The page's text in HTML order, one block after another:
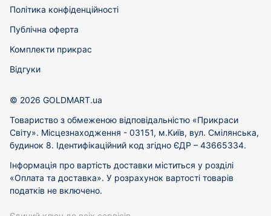
Політика конфіденційності
Публічна оферта
Комплекти прикрас
Відгуки
© 2026 GOLDMART.ua
Товариство з обмеженою відповідальністю «Прикраси
Світу». Місцезнаходження - 03151, м.Київ, вул. Смілянська,
будинок 8. Ідентифікаційний код згідно ЄДР – 43665334.
Інформація про вартість доставки міститься у розділі
«Оплата та доставка». У розрахунок вартості товарів
податків не включено.